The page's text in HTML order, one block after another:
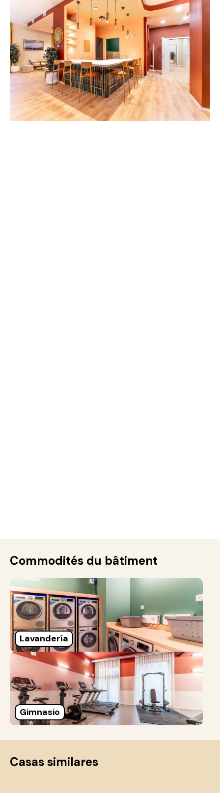
Commodités du bâtiment
Lavandería
Gimnasio
Casas similares